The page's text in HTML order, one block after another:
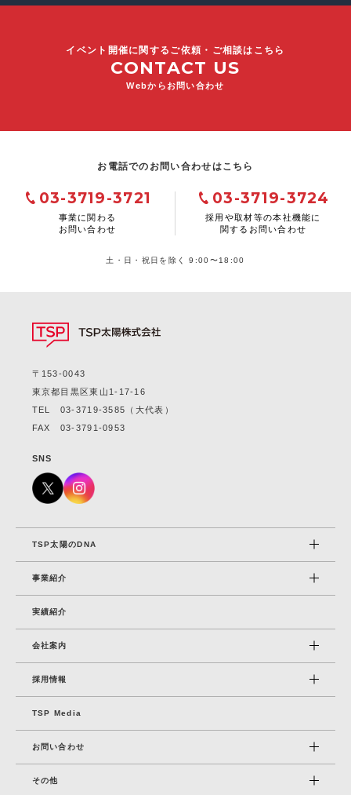
イベント開催に関するご依頼・ご相談はこちら
CONTACT US
Webからお問い合わせ
お電話でのお問い合わせはこちら
03-3719-3721
事業に関わる
お問い合わせ
03-3719-3724
採用や取材等の本社機能に
関するお問い合わせ
土・日・祝日を除く 9:00〜18:00
〒153-0043
東京都目黒区東山1-17-16
TEL 03-3719-3585
（大代表）
FAX 03-3791-0953
SNS
TSP太陽のDNA
事業紹介
実績紹介
会社案内
採⽤情報
TSP Media
お問い合わせ
その他